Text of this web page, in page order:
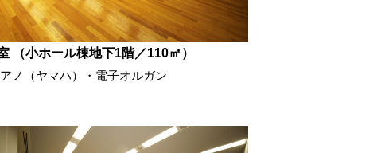
（小ホール棟地下1階／110㎡）
ノ（ヤマハ）・電子オルガン